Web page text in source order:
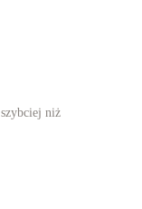
niż